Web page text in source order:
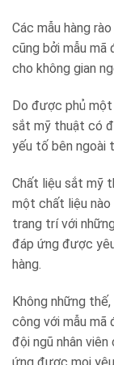
Các mẫu hàng
cũng bởi mẫu
cho không gian
Do được phủ
sắt mỹ thuật có
yếu tố bên ngoài
Chất liệu sắt mỹ
một chất liệu
trang trí với
đáp ứng được
hàng.
Không những
công với mẫu
đội ngũ nhân